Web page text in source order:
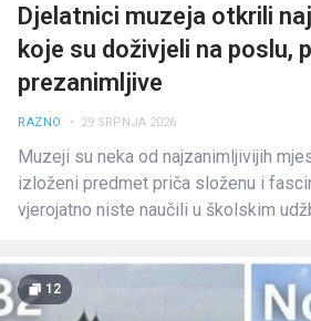
Djelatnici muzeja otkrili
koje su doživjeli na poslu,
prezanimljive
RAZNO • 29 SRPNJA 2026
Muzeji su neka od najzanimljivijih
izloženi predmet priča složenu i
vjerojatno niste naučili u školskim
12